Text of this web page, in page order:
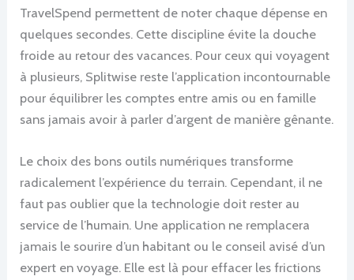
TravelSpend permettent de noter chaque dépense en
quelques secondes. Cette discipline évite la douche
froide au retour des vacances. Pour ceux qui voyagent
à plusieurs, Splitwise reste l’application incontournable
pour équilibrer les comptes entre amis ou en famille
sans jamais avoir à parler d’argent de manière gênante.
Le choix des bons outils numériques transforme
radicalement l’expérience du terrain. Cependant, il ne
faut pas oublier que la technologie doit rester au
service de l’humain. Une application ne remplacera
jamais le sourire d’un habitant ou le conseil avisé d’un
expert en voyage. Elle est là pour effacer les frictions